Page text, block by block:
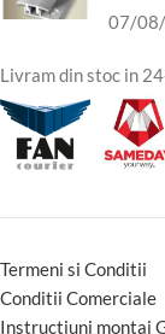
07/
Livram din stoc in
Termeni si Conditii
Conditii Comerciale
Instructiuni montaj